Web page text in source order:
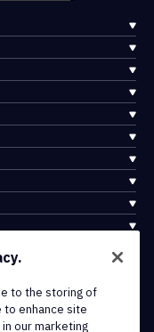
to the storing of
enhance site
our marketing